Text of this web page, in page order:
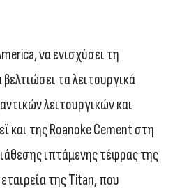
να ενισχύσει τη
τα λειτουργικά
λειτουργικών και
και της Roanoke Cement στη
ιπτάμενης τέφρας της
της Τitan, που